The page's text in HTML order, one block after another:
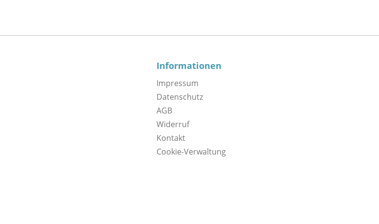
Informationen
Impressum
Datenschutz
AGB
Widerruf
Kontakt
Cookie-Verwaltung